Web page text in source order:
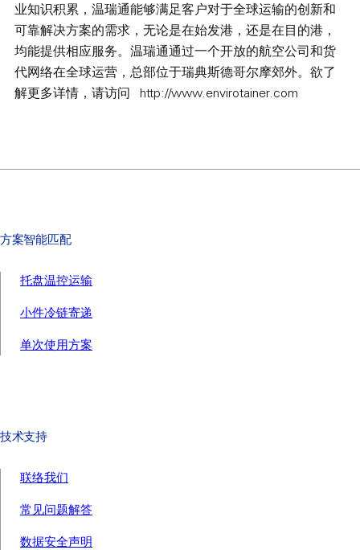
业知识积累，温瑞通能够满足客户对于全球运输的创新和
可靠解决方案的需求，无论是在始发港，还是在目的港，
均能提供相应服务。温瑞通通过一个开放的航空公司和货
代网络在全球运营，总部位于瑞典斯德哥尔摩郊外。欲了
解更多详情，请访问 http://www.envirotainer.com
方案智能匹配
托盘温控运输
小件冷链寄递
单次使用方案
技术支持
联络我们
常见问题解答
数据安全声明